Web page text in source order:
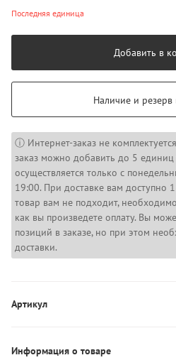
Последняя единица
Добавить в
Наличие и резерв
ⓘ Интернет-заказ не
заказ можно добавить до 5 единиц
осуществляется только с
19:00. При доставке вам доступно
товар вам не подходит,
как вы произведете оплату. Вы
позиций в заказе, но при этом
доставки.
Артикул
Информация о товаре